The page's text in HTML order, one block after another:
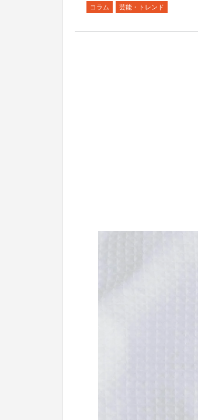
コラム 芸能・トレンド